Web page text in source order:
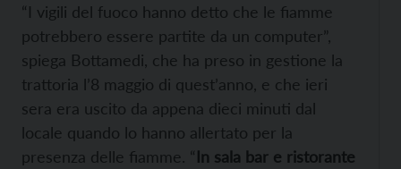
“I vigili del fuoco hanno detto che le fiamme
potrebbero essere partite da un computer”,
spiega Bottamedi, che ha preso in gestione la
trattoria l’8 maggio di quest’anno, e che ieri
sera era uscito da appena dieci minuti dal
locale quando lo hanno allertato per la
presenza delle fiamme. “In sala bar e ristorante